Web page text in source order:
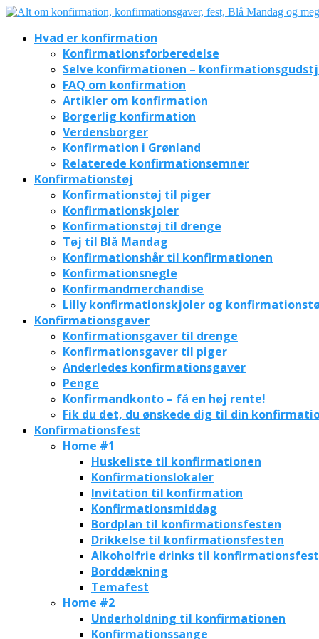
Hvad er konfirmation
Konfirmationsforberedelse
Selve konfirmationen –
FAQ om konfirmation
Artikler om konfirmation
Borgerlig konfirmation
Verdensborger
Konfirmation i Grønland
Relaterede konfirmationsemner
Konfirmationstøj
Konfirmationstøj til piger
Konfirmationskjoler
Konfirmationstøj til drenge
Tøj til Blå Mandag
Konfirmationshår til konfirmationen
Konfirmationsnegle
Konfirmandmerchandise
Lilly konfirmationskjoler og
Konfirmationsgaver
Konfirmationsgaver til drenge
Konfirmationsgaver til piger
Anderledes konfirmationsgaver
Penge
Konfirmandkonto – få en høj rente!
Fik du det, du ønskede dig til din
Konfirmationsfest
Home #1
Huskeliste til konfirmationen
Konfirmationslokaler
Invitation til konfirmation
Konfirmationsmiddag
Bordplan til konfirmationsfesten
Drikkelse til konfirmationsfesten
Alkoholfrie drinks til
Borddækning
Temafest
Home #2
Underholdning til konfirmationen
Konfirmationssange